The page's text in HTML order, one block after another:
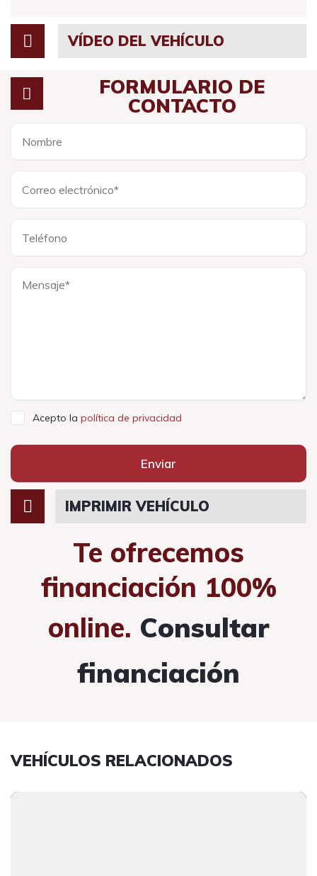
VÍDEO DEL VEHÍCULO
FORMULARIO DE
CONTACTO
Acepto la política de privacidad
Enviar
IMPRIMIR VEHÍCULO
Te ofrecemos
financiación 100%
online. Consultar
financiación
VEHÍCULOS RELACIONADOS